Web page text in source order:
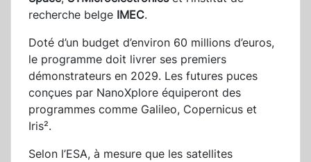
recherche belge IMEC.
Doté d’un budget d’environ 60 millions d’euros,
le programme doit livrer ses premiers
démonstrateurs en 2029. Les futures puces
conçues par NanoXplore équiperont des
programmes comme Galileo, Copernicus et
Iris².
Selon l’ESA, à mesure que les satellites